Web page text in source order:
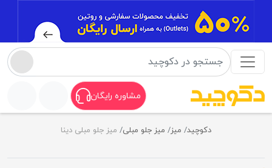
مشاوره رایگان
دکوچید میز میز جلو مبلی میز جلو مبلی دینا